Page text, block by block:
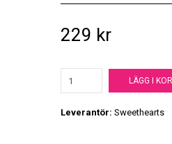
229 kr
LÄGG I
Leverantör: Sweethearts